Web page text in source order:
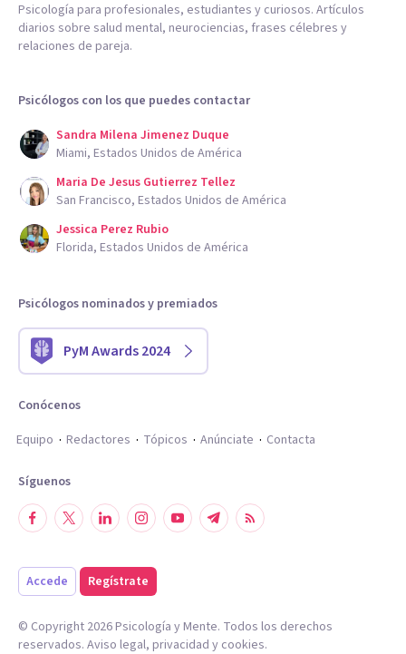
Psicología para profesionales, estudiantes y curiosos. Artículos
diarios sobre salud mental, neurociencias, frases célebres y
relaciones de pareja.
Psicólogos con los que puedes contactar
Sandra Milena Jimenez Duque
Miami, Estados Unidos de América
Maria De Jesus Gutierrez Tellez
San Francisco, Estados Unidos de América
Jessica Perez Rubio
Florida, Estados Unidos de América
Psicólogos nominados y premiados
PyM Awards 2024
Conócenos
Equipo
Redactores Tópicos Anúnciate Contacta
Síguenos
Accede Regístrate
© Copyright 2026Psicología y Mente. Todos los derechos
reservados. Aviso legal, privacidad y cookies.